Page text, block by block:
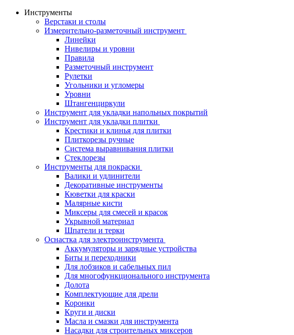
Инструменты
Верстаки и столы
Измерительно-разметочный инструмент
Линейки
Нивелиры и уровни
Правила
Разметочный инструмент
Рулетки
Угольники и угломеры
Уровни
Штангенциркули
Инструмент для укладки напольных покрытий
Инструмент для укладки плитки
Крестики и клинья для плитки
Плиткорезы ручные
Система выравнивания плитки
Стеклорезы
Инструменты для покраски
Валики и удлинители
Декоративные инструменты
Кюветки для краски
Малярные кисти
Миксеры для смесей и красок
Укрывной материал
Шпатели и терки
Оснастка для электроинструмента
Аккумуляторы и зарядные устройства
Биты и переходники
Для лобзиков и сабельных пил
Для многофункционального инструмента
Долота
Комплектующие для дрели
Коронки
Круги и диски
Масла и смазки для инструмента
Насадки для строительных миксеров